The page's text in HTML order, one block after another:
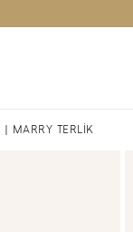
| MARRY TERLİK